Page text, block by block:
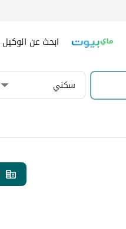
ابحث عن الوكيل
سكني